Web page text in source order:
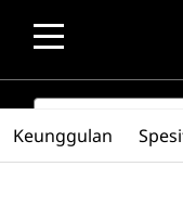
SEARCH
Keunggulan